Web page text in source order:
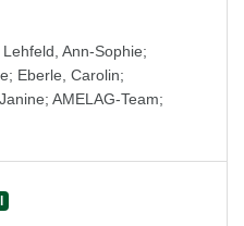
Lehfeld, Ann-Sophie;
; Eberle, Carolin;
; AMELAG-Team;